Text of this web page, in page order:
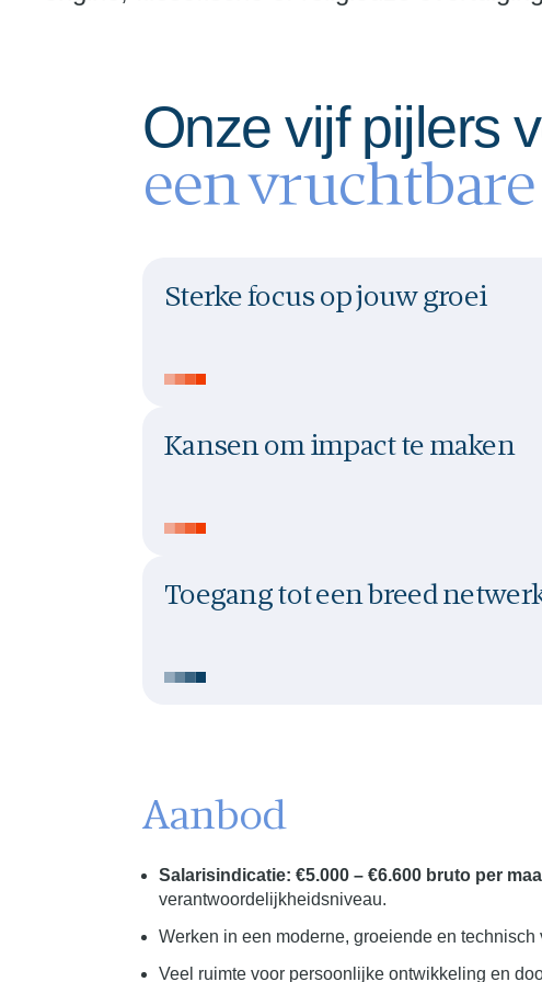
Onze vijf pijlers
een
Sterke focus op jouw groei
Kansen om impact te maken
Toegang tot een breed
Aanbod
Salarisindicatie: €5.000 – €6.600 bruto per
verantwoordelijkheidsniveau.
Werken in een moderne, groeiende en
Veel ruimte voor persoonlijke ontwikkeling en